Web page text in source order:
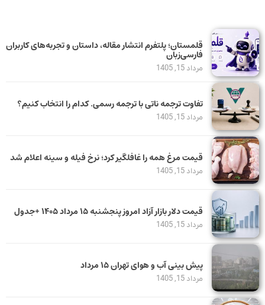
قلمستان؛ پلتفرم انتشار مقاله، داستان و تجربه‌های کاربران
فارسی‌زبان
مرداد 15, 1405
تفاوت ترجمه ناتی با ترجمه رسمی. کدام را انتخاب کنیم؟
مرداد 15, 1405
قیمت مرغ همه را غافلگیر کرد؛ نرخ فیله و سینه اعلام شد
مرداد 15, 1405
قیمت دلار بازار آزاد امروز پنجشنبه ۱۵ مرداد ۱۴۰۵ +جدول
مرداد 15, 1405
پیش بینی آب و هوای تهران ۱۵ مرداد
مرداد 15, 1405